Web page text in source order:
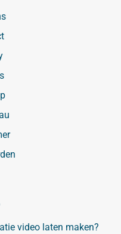
video laten maken?